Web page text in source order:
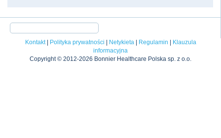
Kontakt| Polityka prywatności Netykieta| Regulamin
Klauzula
informacyjna
Copyright © 2012-2026 Bonnier Healthcare Polska sp. z o.o.